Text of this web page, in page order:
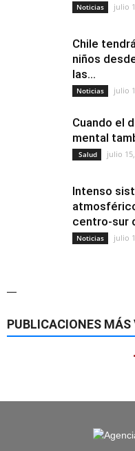
Noticias julio
Chile
niños
las...
Noticias julio
Cuando el
mental
Salud julio
Intenso
centro-sur
Noticias julio
—
PUBLICACIONES MÁS